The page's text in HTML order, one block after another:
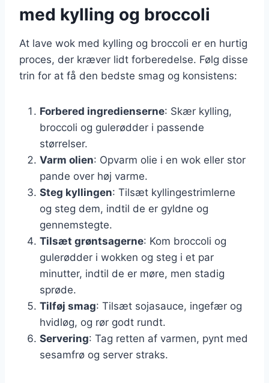
med kylling og broccoli
At lave wok med kylling og broccoli er en hurtig
proces, der kræver lidt forberedelse. Følg disse
trin for at få den bedste smag og konsistens:
Forbered ingredienserne: Skær kylling,
broccoli og gulerødder i passende
størrelser.
Varm olien: Opvarm olie i en wok eller stor
pande over høj varme.
Steg kyllingen: Tilsæt kyllingestrimlerne
og steg dem, indtil de er gyldne og
gennemstegte.
Tilsæt grøntsagerne: Kom broccoli og
gulerødder i wokken og steg i et par
minutter, indtil de er møre, men stadig
sprøde.
Tilføj smag: Tilsæt sojasauce, ingefær og
hvidløg, og rør godt rundt.
Servering: Tag retten af varmen, pynt med
sesamfrø og server straks.